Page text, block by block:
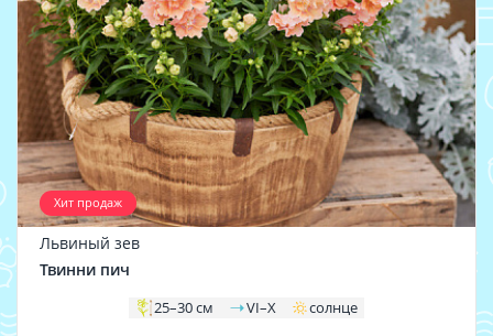
Хит продаж
Львиный зев
Твинни пич
25–30 см VI–X солнце